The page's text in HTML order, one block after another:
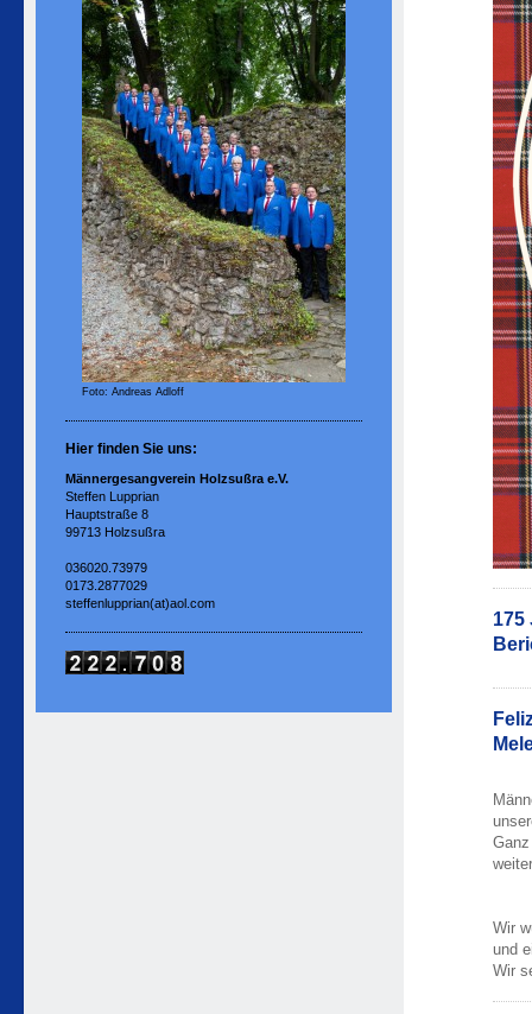
Foto: Andreas Adloff
Hier finden Sie uns:
Männergesangverein Holzsußra e.V.
Steffen Lupprian
Hauptstraße 8
99713 Holzsußra
036020.73979
0173.2877029
steffenlupprian(at)aol.com
175
Wir
und
Wir